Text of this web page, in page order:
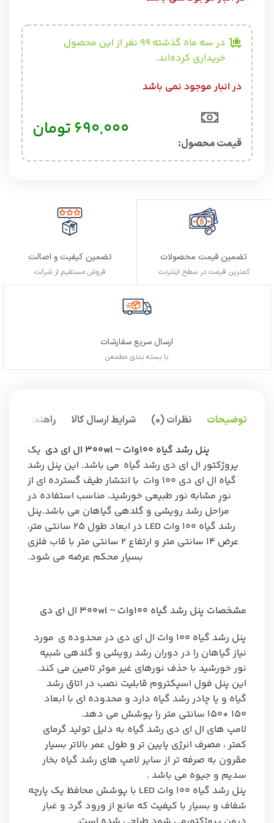
در سه ماه گذشته 99 نفر از این محصول
خریداری کرده‌اند.
در انبار موجود نمی باشد
قیمت محصول:​
۶۹۰,۰۰۰ تومان
تضمین قیمت محصولات
کمترین قیمت در سطح اینترنت
تضمین کیفیت و اصالت
فروش مستقیم از شرکت
ارسال سریع سفارشات
با بسته بندی مطمعن
توضیحات نظرات (0) شرایط ارسال کالا راهنمای خرید
پنل رشد گیاه ۱۰۰وات ~ ۳۰۰wl ال ای دی
یک
پروژکتور ال ای دی رشد گیاه می باشد. این پنل رشد
گیاه ال ای دی ۱۰۰ وات با انتشار طیف گسترده ای از
نورِ مشابه نور طبیعی خورشید، مناسب استفاده در
مراحل رشد رویشی و گلدهی گیاهان می باشد.پنل
رشد گیاه ۱۰۰ وات LED در ابعاد طول ۲۵ سانتی متر،
عرض ۱۴ سانتی متر و ارتفاع ۲ سانتی متر با قاب فلزی
بسیار محکم عرضه می شود.
مشخصات پنل رشد گیاه ۱۰۰وات ~ ۳۰۰wl ال ای دی
پنل رشد گیاه ۱۰۰ وات ال ای دی در محدوده ی مورد
نیاز گیاهان را در دوران رشد رویشی و گلدهی شبیه
نور خورشید با حذف نورهای غیر موثر تامین می کند.
این پنل فول اسپکتروم قابلیت نصب در اتاق رشد
گیاه و یا چادر رشد گیاه دارد و محدوده ای با ابعاد
۱۵۰ *۱۵۰ سانتی متر را پوشش می دهد.
لامپ های ال ای دی رشد گیاه به دلیل تولید گرمای
کمتر ، مصرف انرژی پایین تر و طول عمر بالاتر بسیار
مقرون به صرفه تر از سایر لامپ های رشد گیاه بخار
سدیم و جیوه می باشد .
پنل رشد گیاه ۱۰۰ وات LED با پوشش محافظ یک پارچه
شفاف و بسیار با کیفیت که مانع از ورود گرد و غبار